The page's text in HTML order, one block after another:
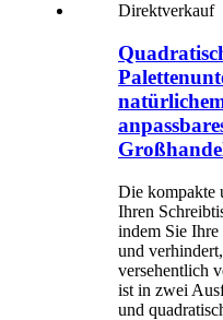
Die kompakte
Ihren
indem Sie Ihre
und
versehentlich
ist in zwei
und